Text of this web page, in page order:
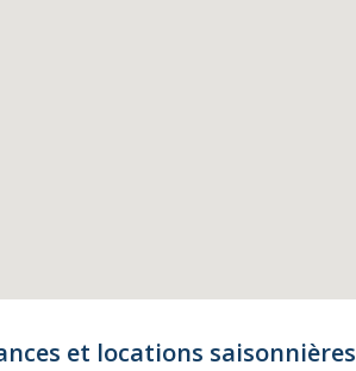
et locations saisonnières